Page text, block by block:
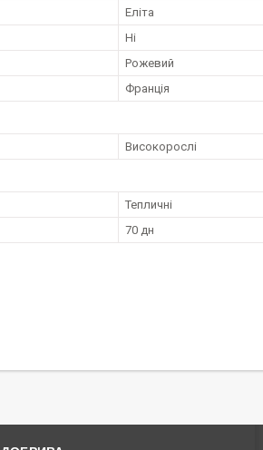
Еліта
Ні
Рожевий
Франція
Високорослі
Тепличні
70 дн